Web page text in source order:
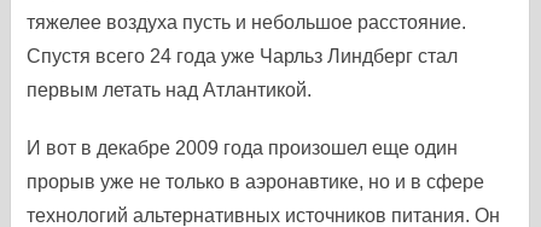
тяжелее воздуха пусть и небольшое расстояние.
Спустя всего 24 года уже Чарльз Линдберг стал
первым летать над Атлантикой.
И вот в декабре 2009 года произошел еще один
прорыв уже не только в аэронавтике, но и в сфере
технологий альтернативных источников питания. Он